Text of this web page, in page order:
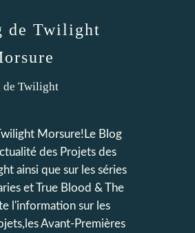
de Twilight
Morsure!Le Blog
des Projets des
ainsi que sur les séries
et True Blood & The
l'information sur les
Avant-Premières